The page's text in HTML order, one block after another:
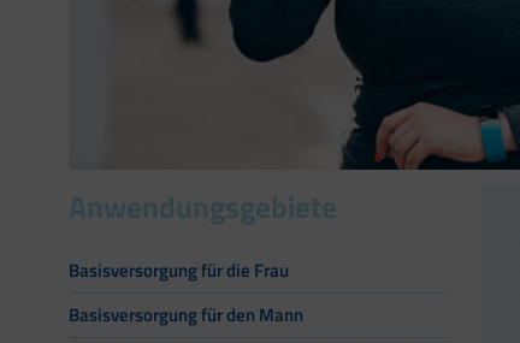
Anwendungsgebiete
Basisversorgung für die Frau
Basisversorgung für den Mann